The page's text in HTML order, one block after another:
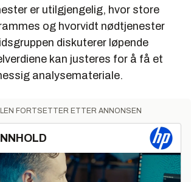
er utilgjengelig, hvor store
og hvorvidt nødtjenester
diskuterer løpende
kan justeres for å få et
analysemateriale.
FORTSETTER ETTER ANNONSEN